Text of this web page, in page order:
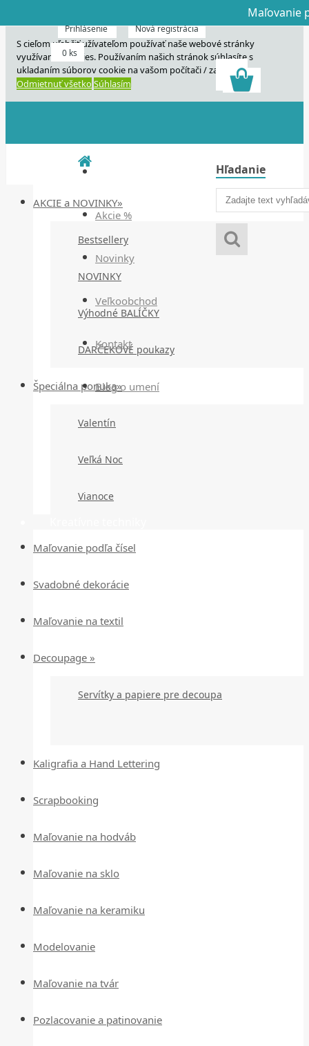
S cieľom uľahčiť užívateľom používať naše webové stránky
využívame cookies. Používaním našich stránok súhlasíte s
ukladaním súborov cookie na vašom počítači / zariadení.
Odmietnuť všetko Súhlasím
Akcie %
Novinky
Veľkoobchod
Kontakt
Blog o umení
Hľadanie
Prihlásenie Nová registrácia
0 ks
AKCIE a NOVINKY»
Bestsellery
NOVINKY
Výhodné BALÍČKY
DARČEKOVÉ poukazy
Špeciálna ponuka»
Valentín
Veľká Noc
Vianoce
Maľovanie podľa čísel
Svadobné dekorácie
Maľovanie na textil
Decoupage »
Servítky a papiere pre decoupa
Kaligrafia a Hand Lettering
Scrapbooking
Maľovanie na hodváb
Maľovanie na sklo
Maľovanie na keramiku
Modelovanie
Maľovanie na tvár
Pozlacovanie a patinovanie
Dnes
Dnes veľký
Maľovanie